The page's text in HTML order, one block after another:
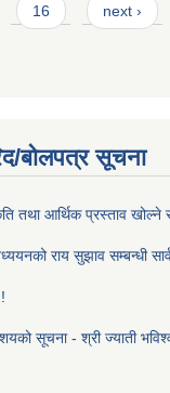
16 next ›
बोलपत्र सूचना
तथा आर्थिक प्रस्ताव
राय सुझाव सम्बन्धी
सूचना - श्री ज्याती